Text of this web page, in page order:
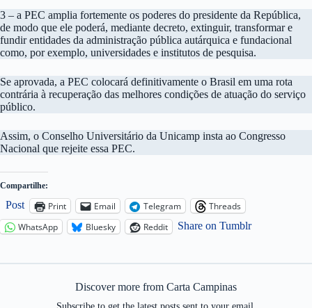
3 – a PEC amplia fortemente os poderes do presidente da República,
de modo que ele poderá, mediante decreto, extinguir, transformar e
fundir entidades da administração pública autárquica e fundacional
como, por exemplo, universidades e institutos de pesquisa.
Se aprovada, a PEC colocará definitivamente o Brasil em uma rota
contrária à recuperação das melhores condições de atuação do serviço
público.
Assim, o Conselho Universitário da Unicamp insta ao Congresso
Nacional que rejeite essa PEC.
Compartilhe:
Post Print Email Telegram
Threads
WhatsApp
Bluesky Reddit Share on Tumblr
Discover more from Carta Campinas